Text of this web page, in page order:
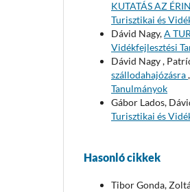
KUTATÁS AZ
Turisztikai és
Dávid Nagy,A
Vidékfejlesztési
Dávid Nagy ,
szállodahajózásra,
Tanulmányok
Gábor Lados,
Turisztikai és
Hasonló cikkek
Tibor Gonda,